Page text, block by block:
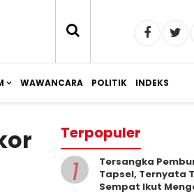
WAWANCARA POLITIK INDEKS
Terpopuler
1
Tersangka
Tapsel, Ternyata
Sempat Ikut